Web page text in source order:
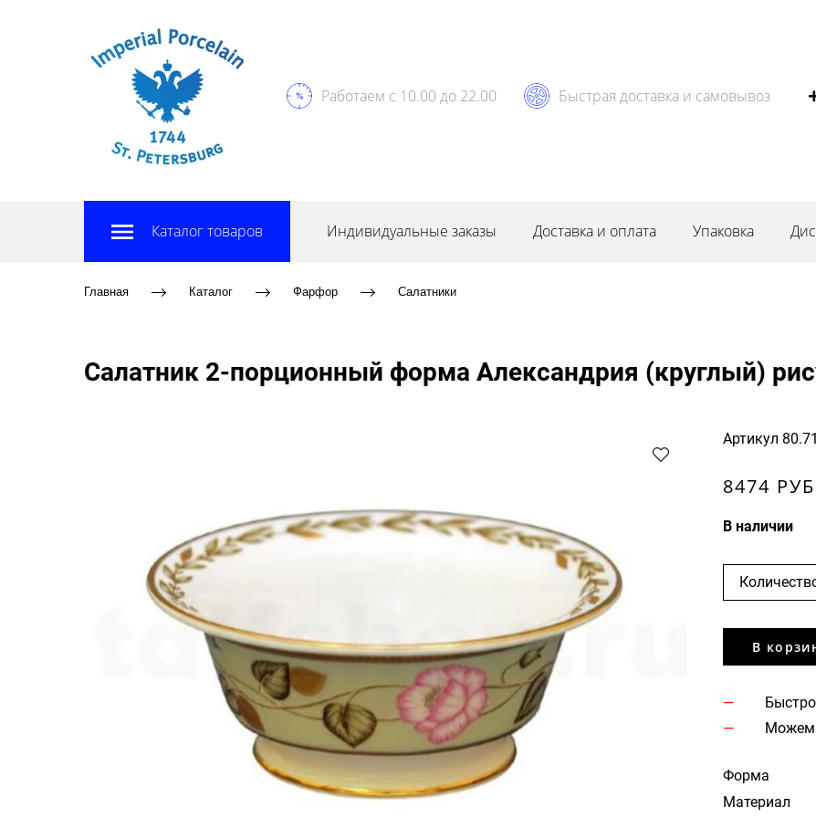
Работаем с 10.00 до 22.00 Быстрая доставка и самовывоз
Каталог товаров Индивидуальные заказы Доставка и оплата Упаковка
Главная Каталог Фарфор Салатники
Салатник 2-порционный форма Александрия (круглый)
Артикул
8474
В наличии
В
Можем
Форма
Материал